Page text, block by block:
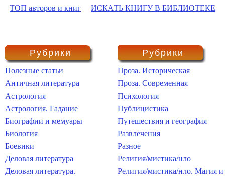
ТОП авторов и книг ИСКАТЬ КНИГУ В БИБЛИОТЕКЕ
Рубрики
Полезные статьи
Античная литература
Астрология
Астрология. Гадание
Биографии и мемуары
Биология
Боевики
Деловая литература
Деловая литература.
Рубрики
Проза. Историческая
Проза. Современная
Психология
Публицистика
Путешествия и география
Развлечения
Разное
Религия/мистика/нло
Религия/мистика/нло. Магия и